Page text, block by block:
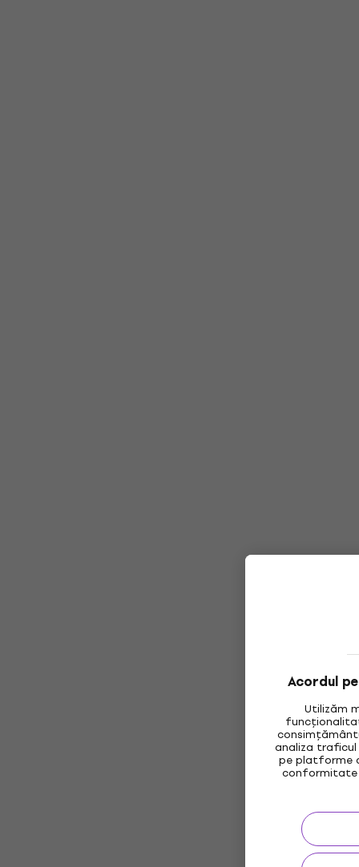
Acordul
Utilizăm
analiza
pe platforme